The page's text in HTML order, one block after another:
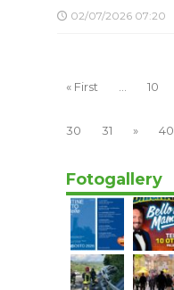
02/07/2026 07:20
« First 10
30
31 » 40
Fotogallery